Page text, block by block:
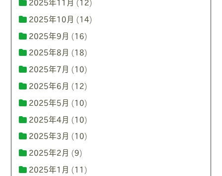
2025年10月 (14)
2025年9月 (16)
2025年8月 (18)
2025年7月 (10)
2025年6月 (12)
2025年5月 (10)
2025年4月 (10)
2025年3月 (10)
2025年2月 (9)
2025年1月 (11)